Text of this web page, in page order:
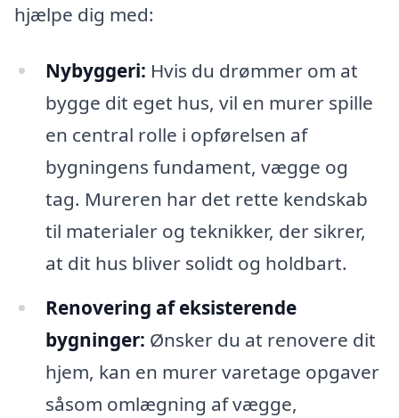
hjælpe dig med:
Nybyggeri: Hvis du drømmer om at
bygge dit eget hus, vil en murer spille
en central rolle i opførelsen af
bygningens fundament, vægge og
tag. Mureren har det rette kendskab
til materialer og teknikker, der sikrer,
at dit hus bliver solidt og holdbart.
Renovering af eksisterende
bygninger: Ønsker du at renovere dit
hjem, kan en murer varetage opgaver
såsom omlægning af vægge,